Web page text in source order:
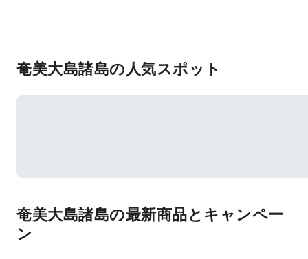
奄美大島諸島の人気スポット
奄美大島諸島の最新商品とキャンペー
ン